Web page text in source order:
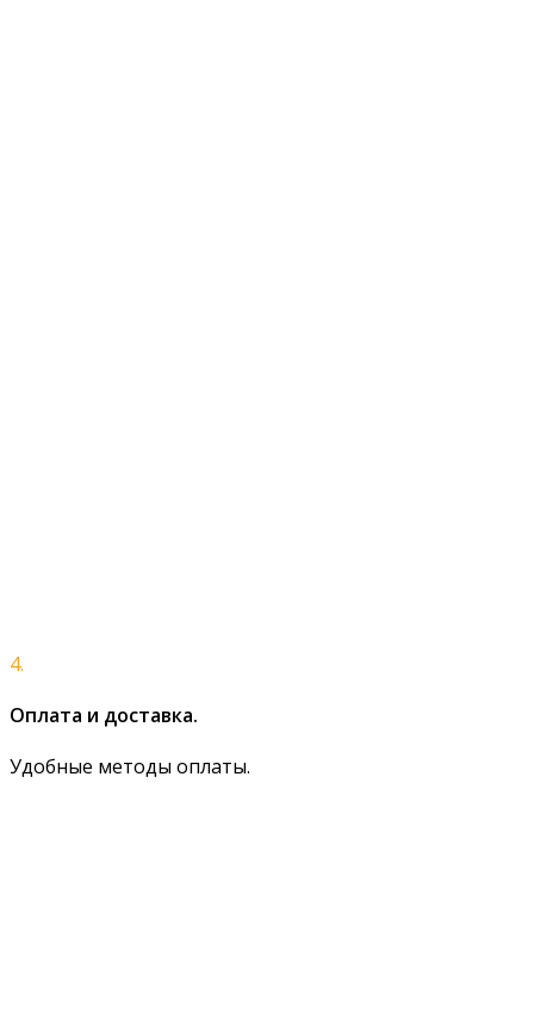
4.
Оплата и доставка.
Удобные методы оплаты.